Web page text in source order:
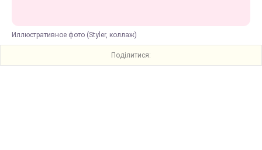
Иллюстративное фото (Styler, коллаж)
Поділитися: